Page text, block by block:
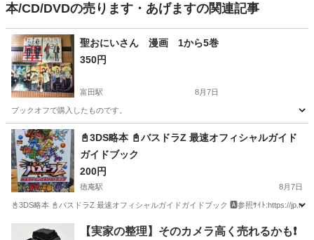
本/CD/DVDの売ります・あげますの関連記事
聖おにいさん 漫画 1から5巻
350円
富田駅 8月7日
ブックオフで購入したものです。
大阪 高槻市 富田駅 マンガ、コミック、アニメ
📓3DS略本 📓バスドラZ 最速オフィシャルガイド
ガイドブック
200円
徳庵駅 8月7日
📓3DS略本 📓バスドラZ 最速オフィシャルガイドガイドブック 🅰参照ｻｲﾄ:https://
徳庵駅 ゲーム攻略本 大阪 東大阪市
【実家の整理】そのカメラ高く売れるかも❗️